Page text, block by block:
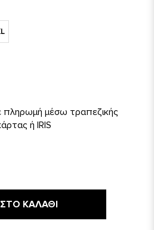
πληρωμή μέσω τραπεζικής
ή IRIS
ΚΑΛΆΘΙ